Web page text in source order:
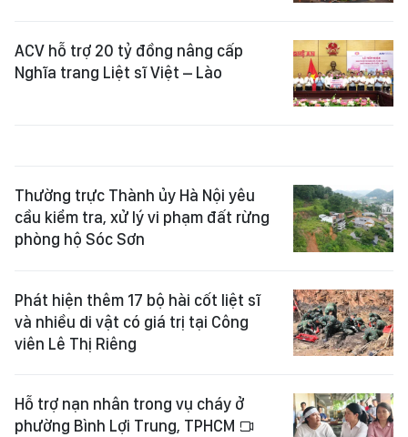
ACV hỗ trợ 20 tỷ đồng nâng cấp
Nghĩa trang Liệt sĩ Việt – Lào
Thường trực Thành ủy Hà Nội yêu
cầu kiểm tra, xử lý vi phạm đất rừng
phòng hộ Sóc Sơn
Phát hiện thêm 17 bộ hài cốt liệt sĩ
và nhiều di vật có giá trị tại Công
viên Lê Thị Riêng
Hỗ trợ nạn nhân trong vụ cháy ở
phường Bình Lợi Trung, TPHCM